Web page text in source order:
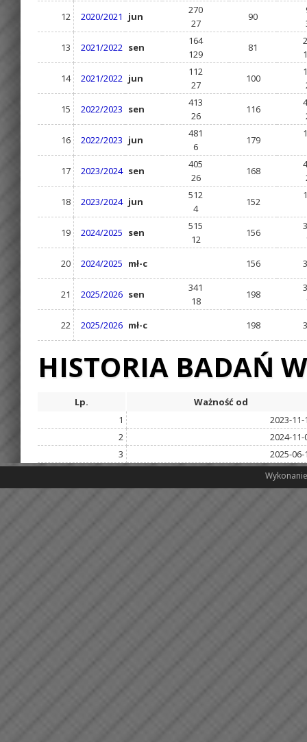
12
2020/2021 jun
270
27
90
13
2021/2022 sen
164
129
81
14
2021/2022 jun
112
27
100
15
2022/2023 sen
413
26
116
16
2022/2023 jun
481
6
179
17 2023/2024 sen
405
26
168
18
2023/2024 jun
512
4
152
19 2024/2025 sen
515
12
156
20
2024/2025 mł-c 156
21 2025/2026 sen
341
18
198
22
2025/2026 mł-c 198
HISTORIA BADAŃ
Lp.
Ważność od
1
2023-11-
2
2024-11-
3
2025-06-